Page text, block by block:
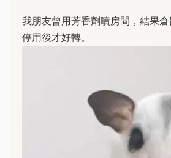
我朋友曾用芳香劑噴房間，結果倉
停用後才好轉。